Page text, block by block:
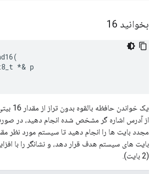
بخوانید 16
(
*& p
یک
از آدرس اشاره گر مشخص شده انجام دهید، در
مجدد بایت ها را انجام دهید تا سیستم مورد نظر
(2 بایت).